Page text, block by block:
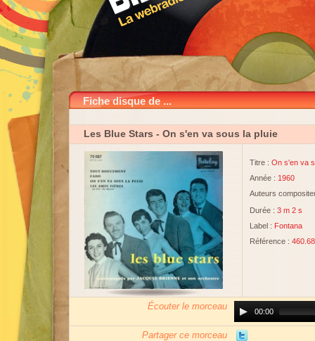
Fiche disque de ...
Les Blue Stars - On s'en va sous la pluie
Titre : On s'en va
Année : 1960
Auteurs
Durée : 3 m 2 s
Label : Fontana
Référence :
Écouter le morceau
Player00:00
Partager ce morceau